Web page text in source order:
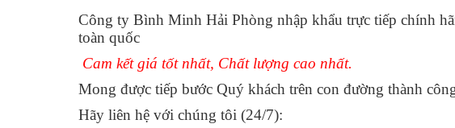
Công ty Bình Minh Hải Phòng nhập khẩu trực tiếp chính
toàn quốc
Cam kết giá tốt nhất, Chất lượng cao nhất.
Mong được tiếp bước Quý khách trên con đường thành
Hãy liên hệ với chúng tôi (24/7):